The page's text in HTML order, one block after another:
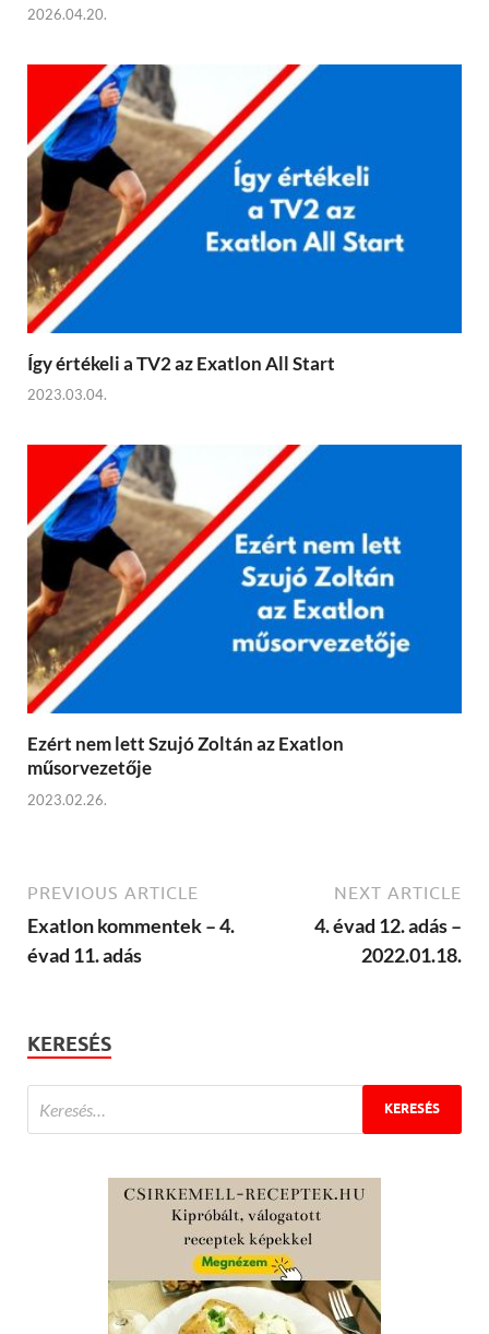
2026.04.20.
Így értékeli a TV2 az Exatlon All Start
2023.03.04.
Ezért nem lett Szujó Zoltán az Exatlon
műsorvezetője
2023.02.26.
PREVIOUS ARTICLE
Exatlon kommentek – 4.
évad 11. adás
NEXT ARTICLE
4. évad 12. adás –
2022.01.18.
KERESÉS